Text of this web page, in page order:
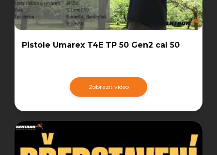
Pistole Umarex T4E TP 50 Gen2 cal 50
Zobrazit video